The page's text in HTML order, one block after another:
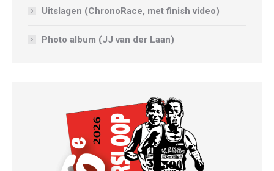
Uitslagen (ChronoRace, met finish video)
Photo album (JJ van der Laan)